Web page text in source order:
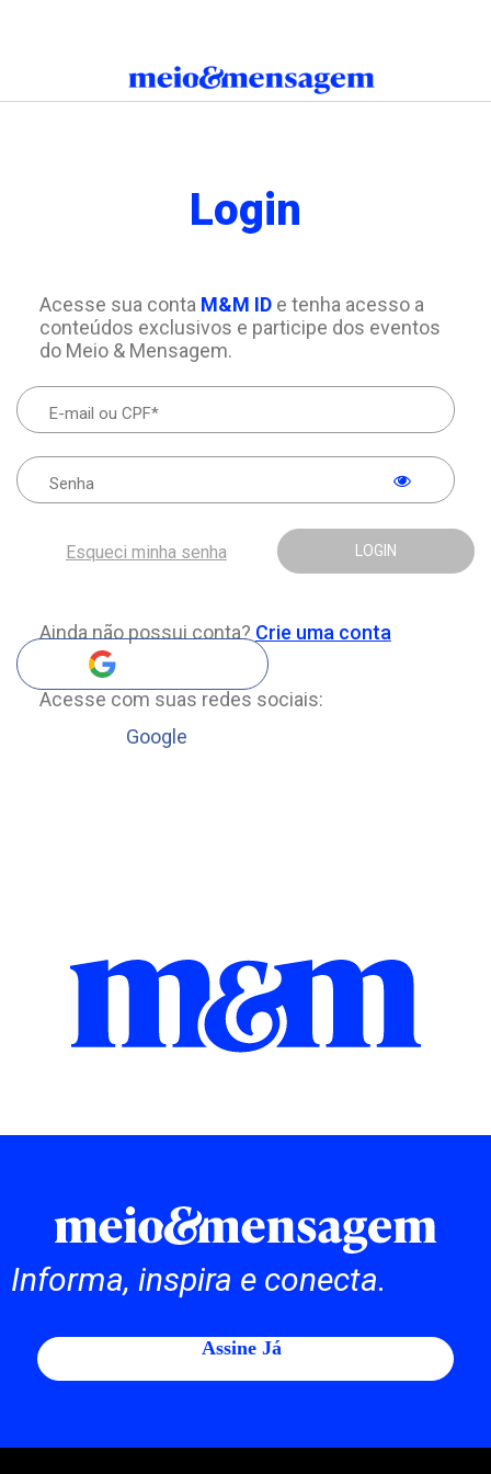
Login
Acesse sua conta M&M IDe tenha acesso a
conteúdos exclusivos e participe dos eventos
do Meio & Mensagem.
LOGIN
Esqueci minha senha
Ainda não possui conta? Crie uma conta
Acesse com suas redes sociais:
Google
Informa, inspira e conecta.
Assine Já